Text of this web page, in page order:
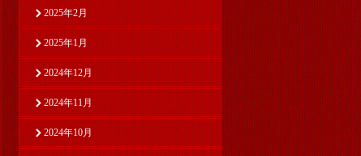
2025年2月
2025年1月
2024年12月
2024年11月
2024年10月